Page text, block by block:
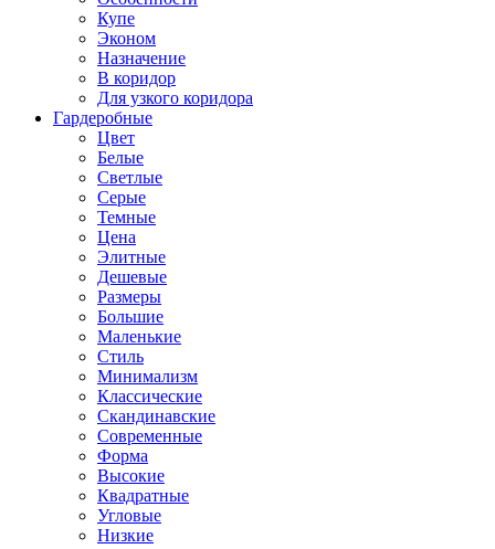
Купе
Эконом
Назначение
В коридор
Для узкого коридора
Гардеробные
Цвет
Белые
Светлые
Серые
Темные
Цена
Элитные
Дешевые
Размеры
Большие
Маленькие
Стиль
Минимализм
Классические
Скандинавские
Современные
Форма
Высокие
Квадратные
Угловые
Низкие